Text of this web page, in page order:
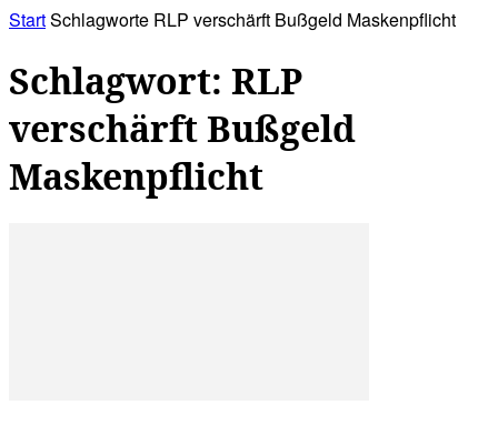
StartSchlagworte RLP verschärft Bußgeld Maskenpflicht
Schlagwort: RLP
verschärft Bußgeld
Maskenpflicht